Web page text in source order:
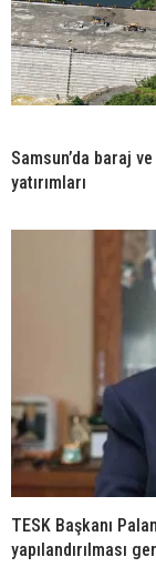
Samsun’da baraj
yatırımları
TESK Başkanı
yapılandırılması